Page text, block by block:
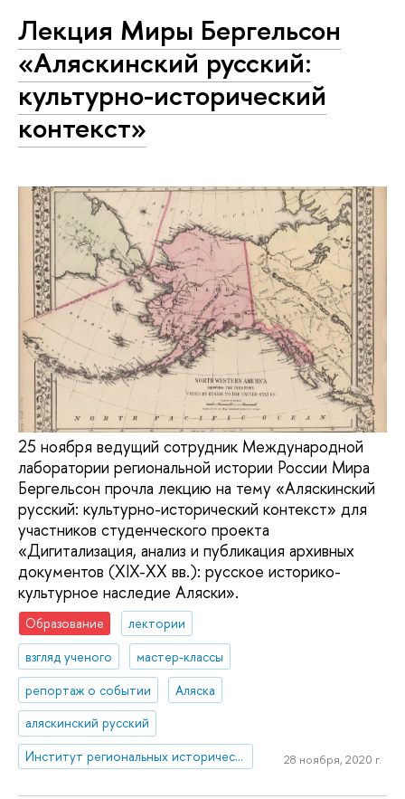
Лекция Миры Бергельсон
«Аляскинский русский:
культурно-исторический
контекст»
25 ноября ведущий сотрудник Международной
лаборатории региональной истории России Мира
Бергельсон прочла лекцию на тему «Аляскинский
русский: культурно-исторический контекст» для
участников студенческого проекта
«Дигитализация, анализ и публикация архивных
документов (XIX-XX вв.): русское историко-
культурное наследие Аляски».
Образование
лектории
взгляд ученого
мастер-классы
репортаж о событии
Аляска
аляскинский русский
Институт региональных исторических исследований
28 ноября, 2020 г.